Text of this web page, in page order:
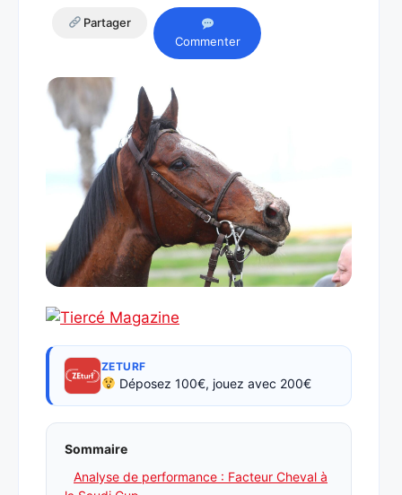
Partager
Commenter
ZETURF
Déposez 100€, jouez avec 200€
Sommaire
Analyse de performance : Facteur Cheval à